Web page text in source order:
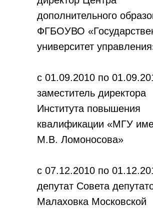
дополнительного
ФГБОУВО
университет
с 01.09.2010 по
заместитель директора
Института повышения
квалификации «МГУ
М.В. Ломоносова»
с 07.12.2010 по
депутат Совета
Малаховка Московской